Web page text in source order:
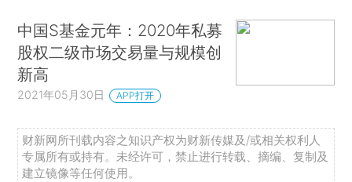
中国S基金元年：2020年私募
股权二级市场交易量与规模创
新高
2021年05月30日 APP打开
财新网所刊载内容之知识产权为财新传媒及/或相关权利人
专属所有或持有。未经许可，禁止进行转载、摘编、复制及
建立镜像等任何使用。